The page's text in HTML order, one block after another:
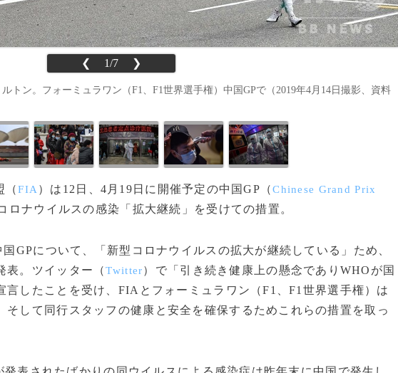
❮ 1/7 ❯
トン。フォーミュラワン（F1、F1世界選手権）中国GPで（2019年4月14日撮影、資料
（FIA ）は12日、4月19日に開催予定の中国GP（Chinese Grand Prix
ロナウイルスの感染「拡大継続」を受けての措置。
GPについて、「新型コロナウイルスの拡大が継続している」ため、
表。ツイッター（Twitter）で「引き続き健康上の懸念でありWHOが国
言したことを受け、FIAとフォーミュラワン（F1、F1世界選手権）は
そして同行スタッフの健康と安全を確保するためこれらの措置を取っ